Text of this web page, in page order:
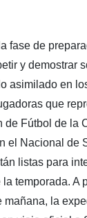
fase de
y demostrar
asimilado en
que
de Fútbol de la
el Nacional de
listas para
temporada. A
mañana, la